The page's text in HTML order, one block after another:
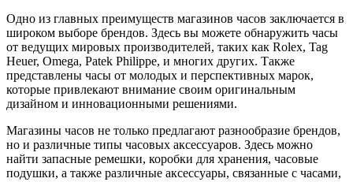
Одно из главных преимуществ магазинов часов заключается в
широком выборе брендов. Здесь вы можете обнаружить часы
от ведущих мировых производителей, таких как Rolex, Tag
Heuer, Omega, Patek Philippe, и многих других. Также
представлены часы от молодых и перспективных марок,
которые привлекают внимание своим оригинальным
дизайном и инновационными решениями.
Магазины часов не только предлагают разнообразие брендов,
но и различные типы часовых аксессуаров. Здесь можно
найти запасные ремешки, коробки для хранения, часовые
подушки, а также различные аксессуары, связанные с часами,